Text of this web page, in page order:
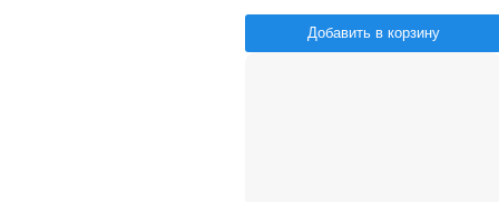
Добавить в корзину